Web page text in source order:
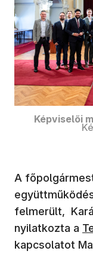
Képviselői
A
felmerült,
nyilatkozta a
kapcsolatot